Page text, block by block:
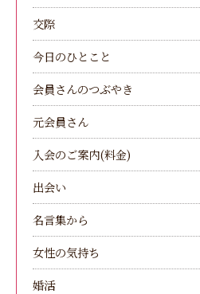
交際
今日のひとこと
会員さんのつぶやき
元会員さん
入会のご案内(料金)
出会い
名言集から
女性の気持ち
婚活